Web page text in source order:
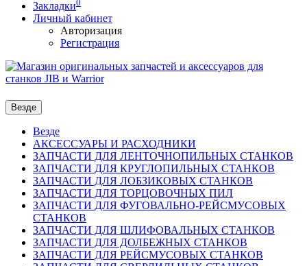
Закладки0
Личный кабинет
Авторизация
Регистрация
Везде
Везде
АКСЕССУАРЫ И РАСХОДНИКИ
ЗАПЧАСТИ ДЛЯ ЛЕНТОЧНОПИЛЬНЫХ СТАНКОВ
ЗАПЧАСТИ ДЛЯ КРУГЛОПИЛЬНЫХ СТАНКОВ
ЗАПЧАСТИ ДЛЯ ЛОБЗИКОВЫХ СТАНКОВ
ЗАПЧАСТИ ДЛЯ ТОРЦОВОЧНЫХ ПИЛ
ЗАПЧАСТИ ДЛЯ ФУГОВАЛЬНО-РЕЙСМУСОВЫХ
СТАНКОВ
ЗАПЧАСТИ ДЛЯ ШЛИФОВАЛЬНЫХ СТАНКОВ
ЗАПЧАСТИ ДЛЯ ДОЛБЕЖНЫХ СТАНКОВ
ЗАПЧАСТИ ДЛЯ РЕЙСМУСОВЫХ СТАНКОВ